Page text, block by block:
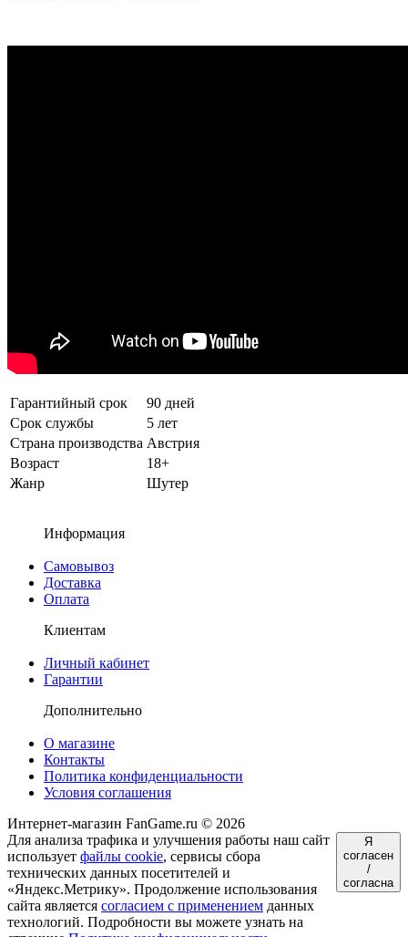
Гарантийный срок
90 дней
Срок службы
5 лет
Страна производства Австрия
Возраст
18+
Жанр
Шутер
Информация
Самовывоз
Доставка
Оплата
Клиентам
Личный кабинет
Гарантии
Дополнительно
О магазине
Контакты
Политика конфиденциальности
Условия соглашения
Интернет-магазин FanGame.ru © 2026
Для анализа трафика и улучшения работы наш сайт
использует файлы cookie, сервисы сбора
технических данных посетителей и
«Яндекс.Метрику». Продолжение использования
сайта является согласием с применением данных
технологий. Подробности вы можете узнать на
Я
согласен
/
согласна